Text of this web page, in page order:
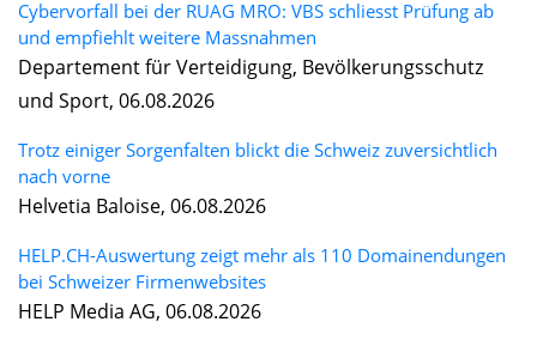
Cybervorfall bei der RUAG MRO: VBS schliesst Prüfung ab
und empfiehlt weitere Massnahmen
Departement für Verteidigung, Bevölkerungsschutz
und Sport, 06.08.2026
Trotz einiger Sorgenfalten blickt die Schweiz zuversichtlich
nach vorne
Helvetia Baloise, 06.08.2026
HELP.CH-Auswertung zeigt mehr als 110 Domainendungen
bei Schweizer Firmenwebsites
HELP Media AG, 06.08.2026